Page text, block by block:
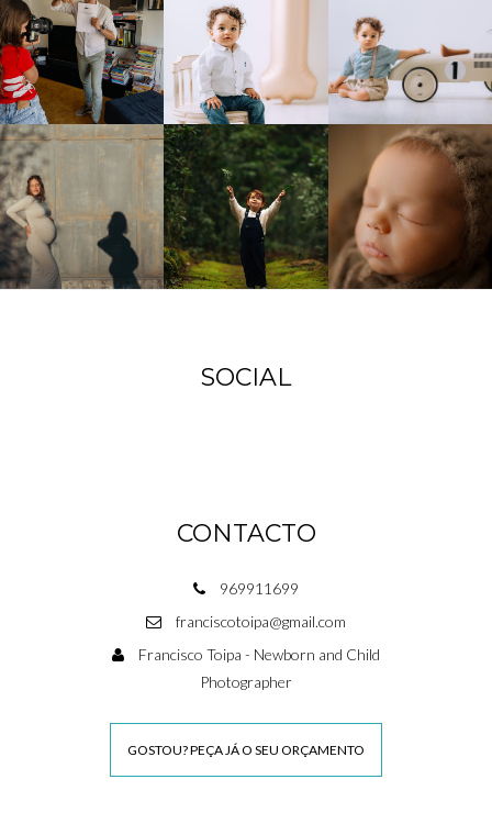
SOCIAL
CONTACTO
969911699
franciscotoipa@gmail.com
Francisco Toipa - Newborn and Child
Photographer
GOSTOU? PEÇA JÁ O SEU ORÇAMENTO